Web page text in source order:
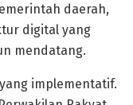
daerah,
digital yang
mendatang.
implementatif.